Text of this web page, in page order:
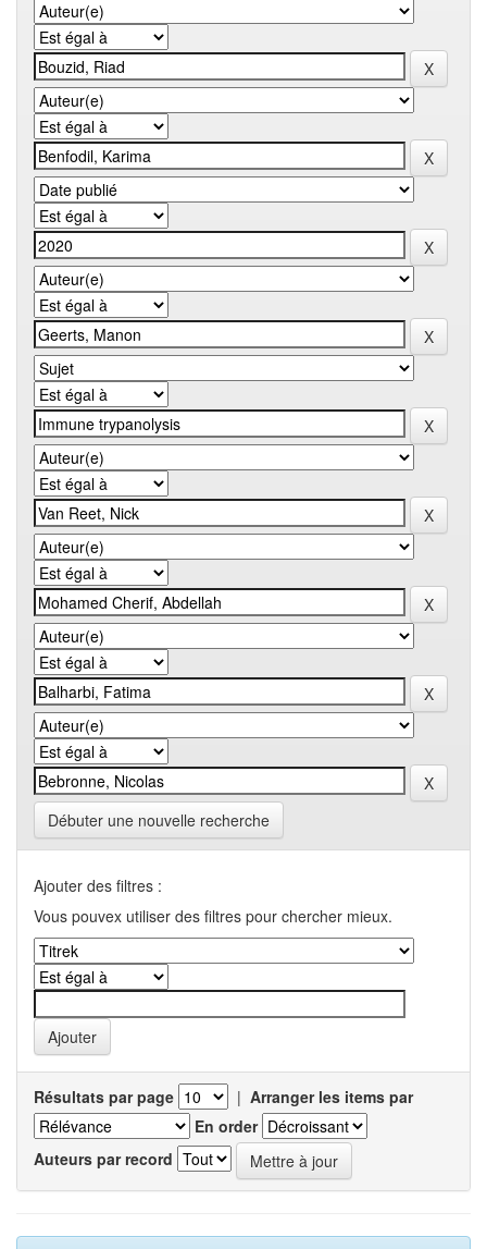
Débuter une nouvelle recherche
Ajouter des filtres :
Vous pouvex utiliser des filtres pour chercher mieux.
Résultats par page | Arranger les items par
En order
Auteurs par record